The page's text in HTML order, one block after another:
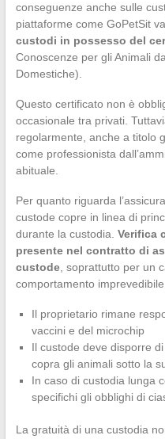
conseguenze anche sulle
piattaforme come GoPetSit
custodi in possesso del
Conoscenze per gli Animali
Domestiche).
Questo certificato non è
occasionale tra privati.
regolarmente, anche a titolo
come professionista
abituale.
Per quanto riguarda
custode copre in linea di
durante la custodia. Verifica
presente nel contratto di
custode, soprattutto per un
comportamento
Il proprietario rimane
vaccini e del microchip
Il custode deve disporre
copra gli animali sotto la
In caso di custodia lunga
specifichi gli obblighi di
La gratuità di una custodia